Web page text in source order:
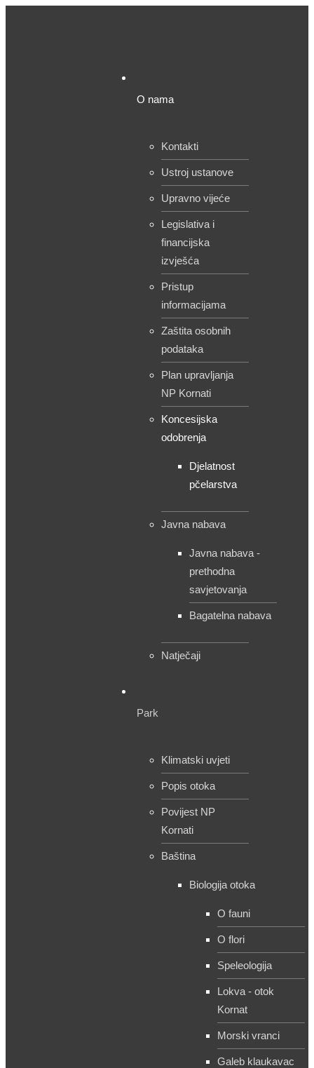
O nama
Kontakti
Ustroj ustanove
Upravno vijeće
Legislativa i
financijska
izvješća
Pristup
informacijama
Zaštita osobnih
podataka
Plan upravljanja
NP Kornati
Koncesijska
odobrenja
Djelatnost
pčelarstva
Javna nabava
Javna nabava -
prethodna
savjetovanja
Bagatelna nabava
Natječaji
Park
Klimatski uvjeti
Popis otoka
Povijest NP
Kornati
Baština
Biologija otoka
O fauni
O flori
Speleologija
Lokva - otok
Kornat
Morski vranci
Galeb klaukavac